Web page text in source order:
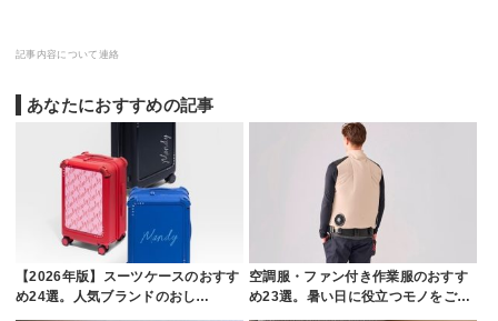
記事内容について連絡
あなたにおすすめの記事
【2026年版】スーツケースのおすす
め24選。人気ブランドのおし…
空調服・ファン付き作業服のおすす
め23選。暑い日に役立つモノをご…